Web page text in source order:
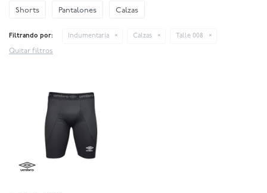
Shorts Pantalones Calzas
Filtrando por: Indumentaria Calzas Talle 008
Quitar filtros